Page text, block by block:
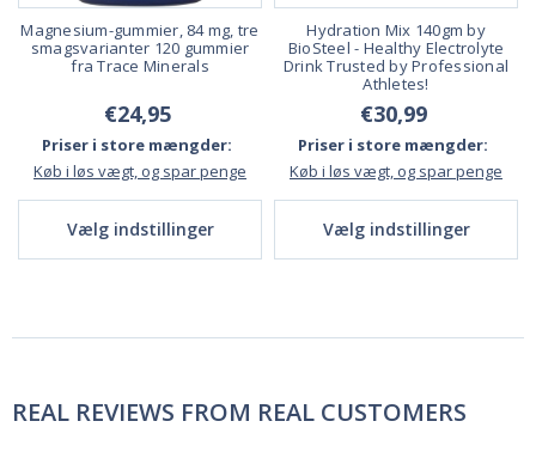
Magnesium-gummier, 84 mg, tre
smagsvarianter 120 gummier
fra Trace Minerals
€24,95
Priser i store mængder:
Køb i løs vægt, og spar penge
Vælg indstillinger
Hydration Mix 140gm by
BioSteel - Healthy Electrolyte
Drink Trusted by Professional
Athletes!
€30,99
Priser i store mængder:
Køb i løs vægt, og spar penge
Vælg indstillinger
REAL REVIEWS FROM REAL CUSTOMERS